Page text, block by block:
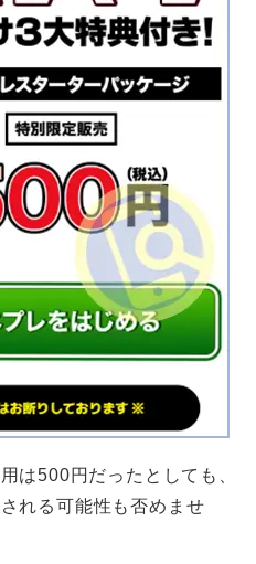
は500円だったとしても、
れる可能性も否めませ